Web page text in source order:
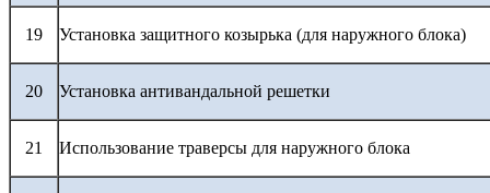
19 Установка защитного козырька (для наружного блока)
20 Установка антивандальной решетки
21 Использование траверсы для наружного блока